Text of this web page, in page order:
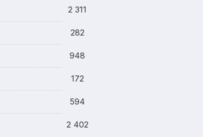
2 311
282
948
172
594
2 402